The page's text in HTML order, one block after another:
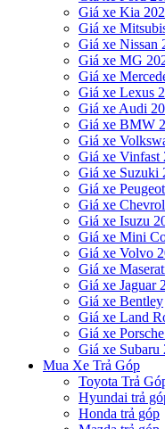
Giá xe Kia
Giá xe
Giá xe Nissan
Giá xe MG
Giá xe
Giá xe Lexus
Giá xe Audi
Giá xe BMW
Giá xe
Giá xe Vinfast
Giá xe Suzuki
Giá xe
Giá xe
Giá xe Isuzu
Giá xe Mini
Giá xe Volvo
Giá xe
Giá xe Jaguar
Giá xe Bentley
Giá xe Land
Giá xe
Giá xe Subaru
Mua Xe Trả Góp
Toyota Trả
Hyundai trả
Honda trả góp